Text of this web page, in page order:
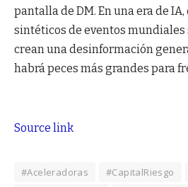
pantalla de DM. En una era de
sintéticos de eventos mundiales
crean una desinformación
habrá peces más grandes para
Source link
#Aceleradoras #CapitalRiesgo